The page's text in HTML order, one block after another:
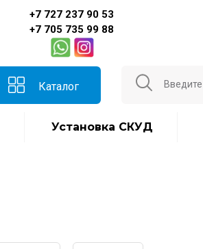
+7 727 237 90 53
+7 705 735 99 88
Каталог
Установка СКУД